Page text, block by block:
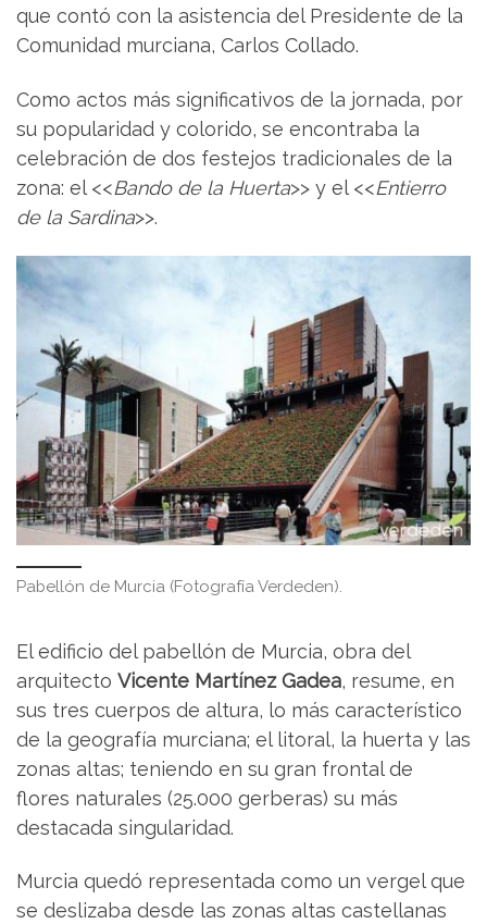
que contó con la asistencia del Presidente de la
Comunidad murciana, Carlos Collado.
Como actos más significativos de la jornada, por
su popularidad y colorido, se encontraba la
celebración de dos festejos tradicionales de la
zona: el <<Bando de la Huerta>> y el <<Entierro
de la Sardina>>.
Pabellón de Murcia (Fotografía Verdeden).
El edificio del pabellón de Murcia, obra del
arquitecto Vicente Martínez Gadea, resume, en
sus tres cuerpos de altura, lo más característico
de la geografía murciana; el litoral, la huerta y las
zonas altas; teniendo en su gran frontal de
flores naturales (25.000 gerberas) su más
destacada singularidad.
Murcia quedó representada como un vergel que
se deslizaba desde las zonas altas castellanas